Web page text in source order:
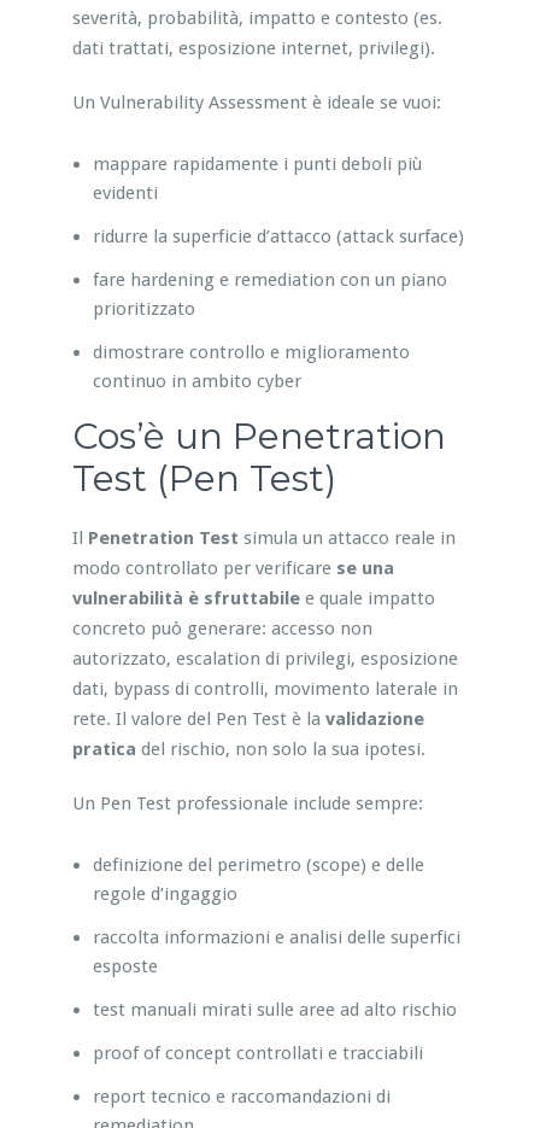
severità, probabilità, impatto e contesto (es.
dati trattati, esposizione internet, privilegi).
Un Vulnerability Assessment è ideale se vuoi:
mappare rapidamente i punti deboli più
evidenti
ridurre la superficie d’attacco (attack surface)
fare hardening e remediation con un piano
prioritizzato
dimostrare controllo e miglioramento
continuo in ambito cyber
Cos’è un Penetration
Test (Pen Test)
Il Penetration Test simula un attacco reale in
modo controllato per verificare se una
vulnerabilità è sfruttabilee quale impatto
concreto può generare: accesso non
autorizzato, escalation di privilegi, esposizione
dati, bypass di controlli, movimento laterale in
rete. Il valore del Pen Test è la validazione
pratica del rischio, non solo la sua ipotesi.
Un Pen Test professionale include sempre:
definizione del perimetro (scope) e delle
regole d’ingaggio
raccolta informazioni e analisi delle superfici
esposte
test manuali mirati sulle aree ad alto rischio
proof of concept controllati e tracciabili
report tecnico e raccomandazioni di